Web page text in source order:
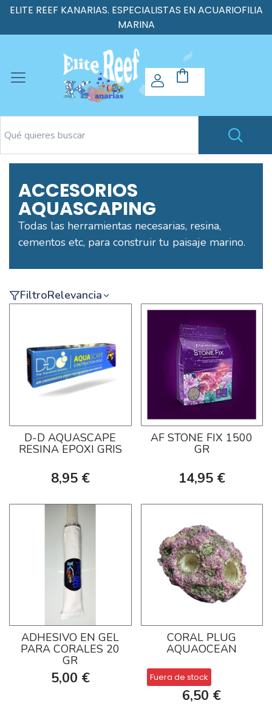
ELITE REEF KANARIAS. ESPECIALISTAS EN ACUARIOFILIA
MARINA
ACCESORIOS
AQUASCAPING
Todas las herramientas necesarias, resina,
cementos etc, para construir tu paisaje marino.
FiltroRelevancia
D-D AQUASCAPE
RESINA EPOXI GRIS
8,95 €
AF STONE FIX 1500
GR
14,95 €
ADHESIVO EN GEL
PARA CORALES 20
GR
5,00 €
CORAL PLUG
AQUAOCEAN
Fuera de stock
6,50 €